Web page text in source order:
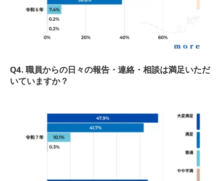
Q4. 職員からの日々の報告・連絡・相談は満足いただ
いていますか？